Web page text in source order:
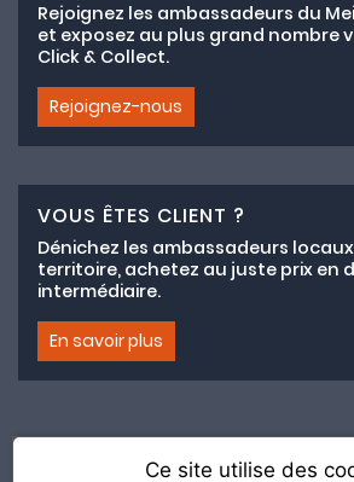
Rejoignez les ambassadeurs du
et exposez au plus grand nombre
Click & Collect.
Rejoignez-nous
VOUS ÊTES CLIENT ?
Dénichez les ambassadeurs
territoire, achetez au juste prix en
intermédiaire.
En savoir plus
Ce site utilise des